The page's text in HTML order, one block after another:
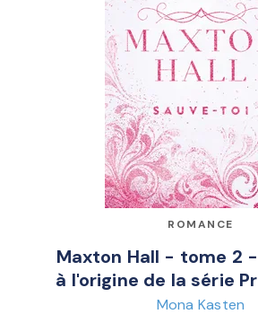
ROMANCE
Maxton Hall - tome 2
à l'origine de la série
Mona Kasten